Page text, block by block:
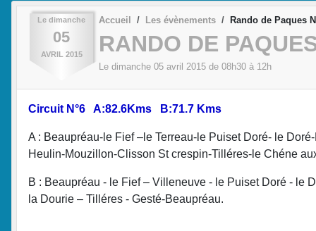
Le dimanche
05
AVRIL 2015
Accueil Les évènements Rando de Paques
RANDO DE
Le dimanche 05 avril 2015 de 08h30 à 12h
Circuit N°6 A:82.6Kms B:71.7 Kms
A : Beaupréau-le Fief –le Terreau-le Puiset Doré- le
Heulin-Mouzillon-Clisson St crespin-Tilléres-le Chéne
B : Beaupréau - le Fief – Villeneuve - le Puiset Doré - le
la Dourie – Tilléres - Gesté-Beaupréau.